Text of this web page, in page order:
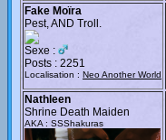
Fake Moïra
Pest, AND Troll.
Sexe :
Posts : 2251
Localisation : Neo Another World
Nathleen
Shrine Death Maiden
AKA : SSShakuras